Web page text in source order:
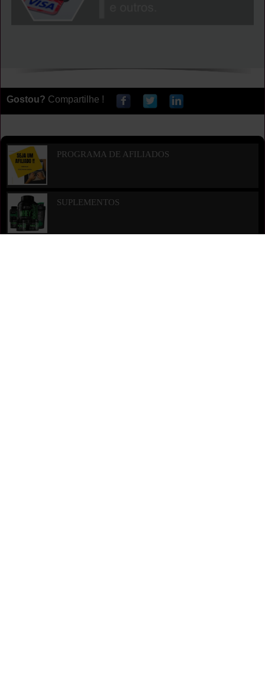
Gostou? Compartilhe !
PROGRAMA DE AFILIADOS
SUPLEMENTOS